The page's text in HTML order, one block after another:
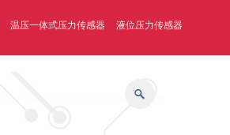
温压一体式压力传感器 液位压力传感器